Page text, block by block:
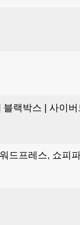
랙박스 | 사이
드프레스, 쇼피